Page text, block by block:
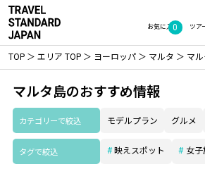
お気に入り
0 ツア
TOP エリア TOP ヨーロッパ マルタ マ
マルタ島のおすすめ情報
カテゴリーで絞込 モデルプラン グルメ
タグで絞込 映えスポット 女子